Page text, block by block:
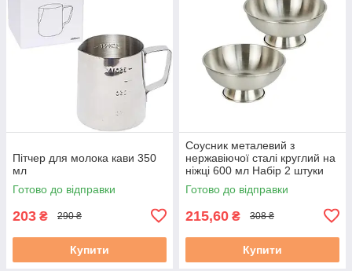
Пітчер для молока кави 350
мл
Готово до відправки
203 ₴ 290 ₴
Купити
Соусник металевий з
нержавіючої сталі круглий на
ніжці 600 мл Набір 2 штуки
Готово до відправки
215,60 ₴ 308 ₴
Купити